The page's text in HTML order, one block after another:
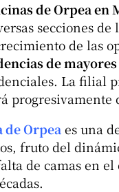
de Orpea en
secciones
de las
de
La filial
progresivamente
Orpea es una
fruto del
de camas en